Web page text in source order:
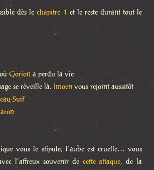
dès lechapitre 1 et le reste durant tout le
Gorion a perdu la vie
se réveille là. Imoen vous rejoint aussitôt
Suif
vous le stipule, l’aube est cruelle… vous
l’affreux souvenir de cette attaque, de la